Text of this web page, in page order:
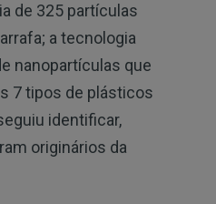
de 325 partículas
a tecnologia
nanopartículas que
7 tipos de plásticos
identificar,
originários da